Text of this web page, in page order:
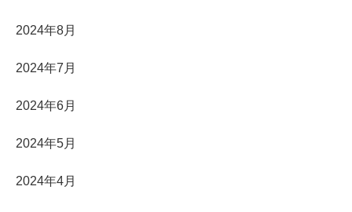
2024年8月
2024年7月
2024年6月
2024年5月
2024年4月